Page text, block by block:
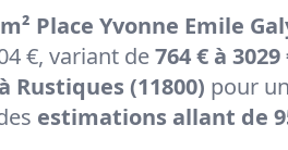
Place Yvonne Emile
€, variant de764 € à 3029
Rustiques (11800) pour
estimations allant de